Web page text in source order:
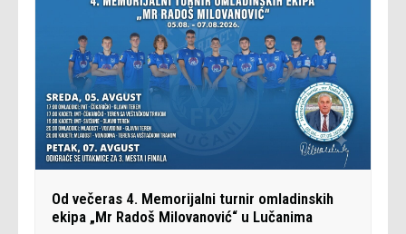
Od večeras 4. Memorijalni turnir omladinskih
ekipa „Mr Radoš Milovanović“ u Lučanima